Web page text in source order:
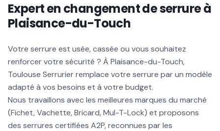
Expert en changement de serrure à
Plaisance-du-Touch
Votre serrure est usée, cassée ou vous souhaitez
renforcer votre sécurité ? À Plaisance-du-Touch,
Toulouse Serrurier remplace votre serrure par un modèle
adapté à vos besoins et à votre budget.
Nous travaillons avec les meilleures marques du marché
(Fichet, Vachette, Bricard, Mul-T-Lock) et proposons
des serrures certifiées A2P, reconnues par les